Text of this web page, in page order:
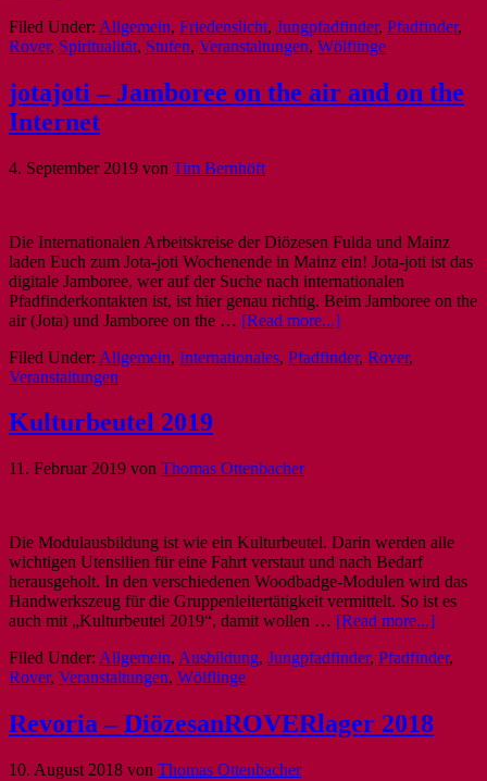
Filed Under: Allgemein, Friedenslicht, Jungpfadfinder, Pfadfinder,
Rover, Spiritualität, Stufen, Veranstaltungen, Wölflinge
jotajoti – Jamboree on the air and on the
Internet
4. September 2019 von Tim Bernhöft
Die Internationalen Arbeitskreise der Diözesen Fulda und Mainz
laden Euch zum Jota-joti Wochenende in Mainz ein! Jota-joti ist das
digitale Jamboree, wer auf der Suche nach internationalen
Pfadfinderkontakten ist, ist hier genau richtig. Beim Jamboree on the
air (Jota) und Jamboree on the … [Read more...]
Filed Under: Allgemein, Internationales, Pfadfinder, Rover,
Veranstaltungen
Kulturbeutel 2019
11. Februar 2019 von Thomas Ottenbacher
Die Modulausbildung ist wie ein Kulturbeutel. Darin werden alle
wichtigen Utensilien für eine Fahrt verstaut und nach Bedarf
herausgeholt. In den verschiedenen Woodbadge-Modulen wird das
Handwerkszeug für die Gruppenleitertätigkeit vermittelt. So ist es
auch mit „Kulturbeutel 2019“, damit wollen … [Read more...]
Filed Under: Allgemein, Ausbildung, Jungpfadfinder, Pfadfinder,
Rover, Veranstaltungen, Wölflinge
Revoria – DiözesanROVERlager 2018
10. August 2018 von Thomas Ottenbacher